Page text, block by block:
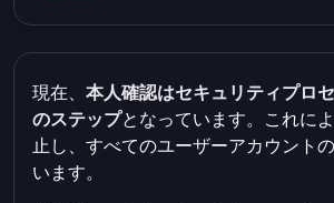
現在、本人確認はセキュリティプロ
のステップとなっています。これに
止し、すべてのユーザーアカウント
います。